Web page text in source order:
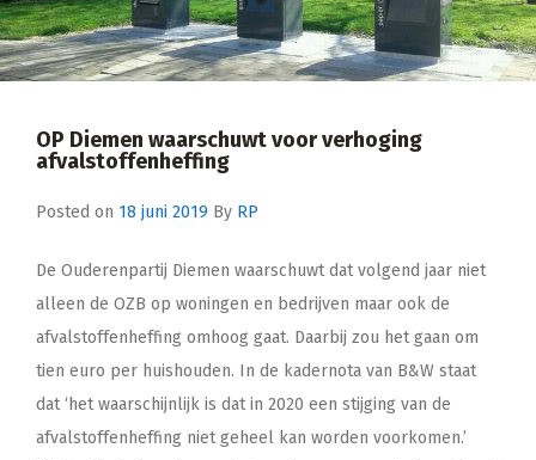
COLOFON
OP Diemen waarschuwt voor verhoging
afvalstoffenheffing
Posted on 18 juni 2019 By RP
De Ouderenpartij Diemen waarschuwt dat volgend jaar niet
alleen de OZB op woningen en bedrijven maar ook de
afvalstoffenheffing omhoog gaat. Daarbij zou het gaan om
tien euro per huishouden. In de kadernota van B&W staat
dat ‘het waarschijnlijk is dat in 2020 een stijging van de
afvalstoffenheffing niet geheel kan worden voorkomen.’